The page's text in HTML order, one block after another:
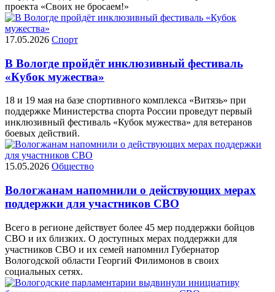
проекта «Своих не бросаем!»
17.05.2026 Спорт
В Вологде пройдёт инклюзивный фестиваль
«Кубок мужества»
18 и 19 мая на базе спортивного комплекса «Витязь» при
поддержке Министерства спорта России проведут первый
инклюзивный фестиваль «Кубок мужества» для ветеранов
боевых действий.
15.05.2026 Общество
Вологжанам напомнили о действующих мерах
поддержки для участников СВО
Всего в регионе действует более 45 мер поддержки бойцов
СВО и их близких. О доступных мерах поддержки для
участников СВО и их семей напомнил Губернатор
Вологодской области Георгий Филимонов в своих
социальных сетях.